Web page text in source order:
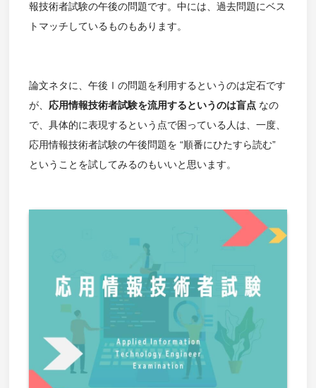
報技術者試験の午後の問題です。中には、過去問題にベス
トマッチしているものもあります。
論文ネタに、午後Ⅰの問題を利用するというのは定石です
が、 応用情報技術者試験を流用するというのは盲点なの
で、具体的に表現するという点で困っている人は、一度、
応用情報技術者試験の午後問題を “順番にひたすら読む”
ということを試してみるのもいいと思います。